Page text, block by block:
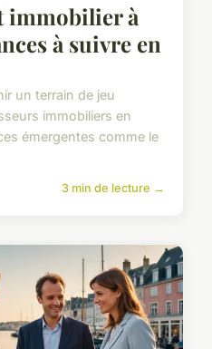
immobilier à
à suivre en
un terrain de jeu
immobiliers en
émergentes comme le
3 min de lecture →